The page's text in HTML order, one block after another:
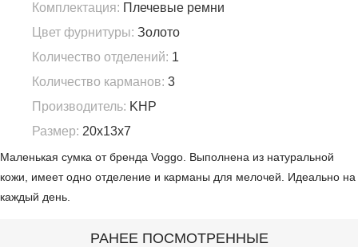
Комплектация: Плечевые ремни
Цвет фурнитуры: Золото
Количество отделений: 1
Количество карманов: 3
Производитель: KHP
Размер: 20х13х7
Маленькая сумка от бренда Voggo. Выполнена из натуральной
кожи, имеет одно отделение и карманы для мелочей. Идеально на
каждый день.
РАНЕЕ ПОСМОТРЕННЫЕ